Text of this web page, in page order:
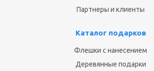
Партнеры и клиенты
Каталог подарков
Флешки с нанесением
Деревянные подарки